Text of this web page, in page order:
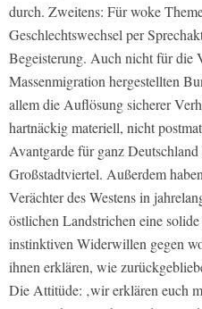
durch. Zweitens: Für woke
Geschlechtswechsel per
Begeisterung. Auch nicht für die
Massenmigration hergestellten
allem die Auflösung sicherer
hartnäckig materiell, nicht
Avantgarde für ganz Deutschland
Großstadtviertel. Außerdem
Verächter des Westens in
östlichen Landstrichen eine
instinktiven Widerwillen gegen
ihnen erklären, wie
Die Attitüde: ‚wir erklären euch